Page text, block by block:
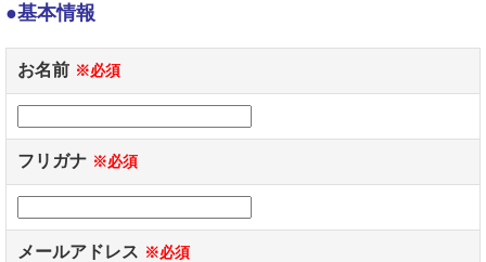
●基本情報
お名前 ※必須
フリガナ ※必須
メールアドレス ※必須